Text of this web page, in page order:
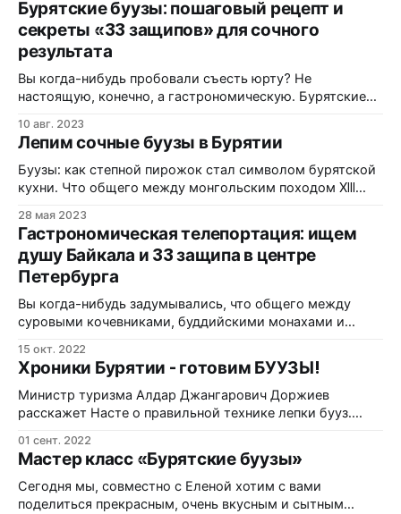
простые люди, с которыми приятно общаться. Где с
одной стороны поселение сторожит озеро Хубсугул, а с
другой гиганты горы. Где красивые закаты, с солнцем,
Бурятские буузы: пошаговый рецепт и
секреты «33 защипов» для сочного
результата
Вы когда-нибудь пробовали съесть юрту? Не
настоящую, конечно, а гастрономическую. Бурятские
это не просто разновидность пельменей или мантов.
Это древняя философия кочевников, упакованная в
тонкое тесто. Многие туристы, возвращаясь с Байкала,
пытаются повторить этот кулинарный шедевр дома, но
10 авг. 2023
Лепим сочные буузы в Бурятии
Буузы: как степной пирожок стал символом бурятской
кухни. Что общего между монгольским походом XIII
Ответ прост — буузы, те самые мясные «мешочки»,
которые местные ласково называют позами. Это блюдо
давно перестало быть просто едой, превратившись в
настоящий культурный код целого народа. Сегодня
буузы можно
28 мая 2023
Гастрономическая телепортация: ищем
душу Байкала и 33 защипа в центре
Петербурга
Вы когда-нибудь задумывались, что общего между
суровыми кочевниками, буддийскими монахами и
Петербурге? Казалось бы, где мы, а где бескрайние
степи Монголии или священные воды Байкала. Однако,
гастрономия — это удивительная вещь, способная
сокращать расстояния быстрее любого самолета.
15 окт. 2022
Хроники Бурятии - готовим БУУЗЫ!
Министр туризма Алдар Джангарович Доржиев
расскажет Насте о правильной технике лепки бууз.
буузу. Что в видео? Традиционное бурятское блюдо -
буузы * Видео рассказывает о приготовлении
бурятского блюда - буузы, которое представляет
собой мясо в тесте, похожее на юрту. * Буузы готовятся
01 сент. 2022
Мастер класс «Бурятские буузы»
Сегодня мы, совместно с Еленой хотим с вами
поделиться прекрасным, очень вкусным и сытным